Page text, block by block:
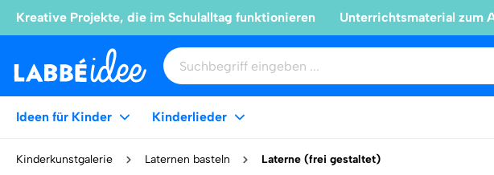
Kreative Projekte, die im Schulalltag funktionieren Unterrichtsmaterial zum
Ideen für Kinder Kinderlieder
Kinderkunstgalerie Laternen basteln Laterne (frei gestaltet)